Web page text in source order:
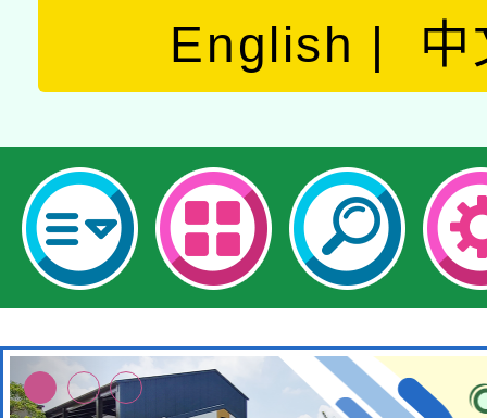
English 中